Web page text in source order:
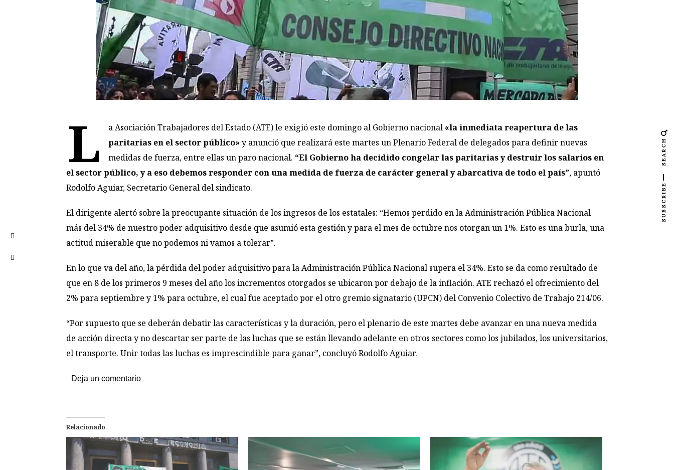
L a Asociación Trabajadores del Estado (ATE) le exigió este domingo al Gobierno nacional «la inmediata reapertura de las
paritarias en el sector público» y anunció que realizará este martes un Plenario Federal de delegados para definir nuevas
medidas de fuerza, entre ellas un paro nacional. “El Gobierno ha decidido congelar las paritarias y destruir los salarios en
el sector público, y a eso debemos responder con una medida de fuerza de carácter general y abarcativa de todo el país”, apuntó
Rodolfo Aguiar, Secretario General del sindicato.
El dirigente alertó sobre la preocupante situación de los ingresos de los estatales: “Hemos perdido en la Administración Pública Nacional
más del 34% de nuestro poder adquisitivo desde que asumió esta gestión y para el mes de octubre nos otorgan un 1%. Esto es una burla, una
actitud miserable que no podemos ni vamos a tolerar”.
En lo que va del año, la pérdida del poder adquisitivo para la Administración Pública Nacional supera el 34%. Esto se da como resultado de
que en 8 de los primeros 9 meses del año los incrementos otorgados se ubicaron por debajo de la inflación. ATE rechazó el ofrecimiento del
2% para septiembre y 1% para octubre, el cual fue aceptado por el otro gremio signatario (UPCN) del Convenio Colectivo de Trabajo 214/06.
“Por supuesto que se deberán debatir las características y la duración, pero el plenario de este martes debe avanzar en una nueva medida
de acción directa y no descartar ser parte de las luchas que se están llevando adelante en otros sectores como los jubilados, los universitarios,
el transporte. Unir todas las luchas es imprescindible para ganar”, concluyó Rodolfo Aguiar.
Deja un comentario
Relacionado
SEARCH
SUBSCRIBE